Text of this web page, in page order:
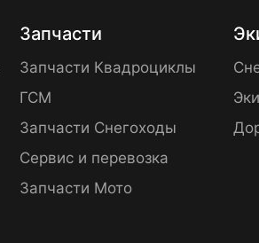
Запчасти
Запчасти Квадроциклы
ГСМ
Запчасти Снегоходы
Сервис и перевозка
Запчасти Мото